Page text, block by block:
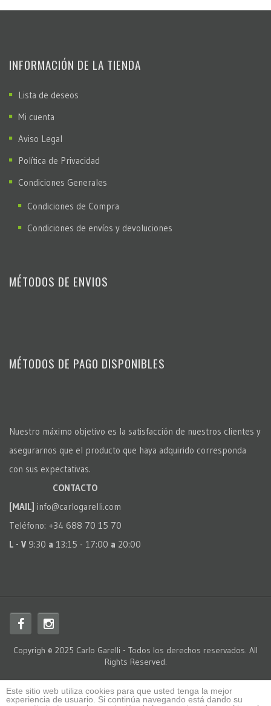
INFORMACIÓN DE LA TIENDA
Lista de deseos
Mi cuenta
Aviso Legal
Política de Privacidad
Condiciones Generales
Condiciones de Compra
Condiciones de envíos y devoluciones
MÉTODOS DE ENVIOS
MÉTODOS DE PAGO DISPONIBLES
Nuestro máximo objetivo es la satisfacción de nuestros clientes y
asegurarnos que el producto que haya adquirido corresponda
con sus expectativas.
CONTACTO
[MAIL] info@carlogarelli.com
Teléfono: +34 688 70 15 70
L - V 9:30 a 13:15 - 17:00 a 20:00
Copyrigh © 2025 Carlo Garelli - Todos los derechos reservados. All
Rights Reserved.
Este sitio web utiliza cookies para que usted tenga la mejor
experiencia de usuario. Si continúa navegando está dando su